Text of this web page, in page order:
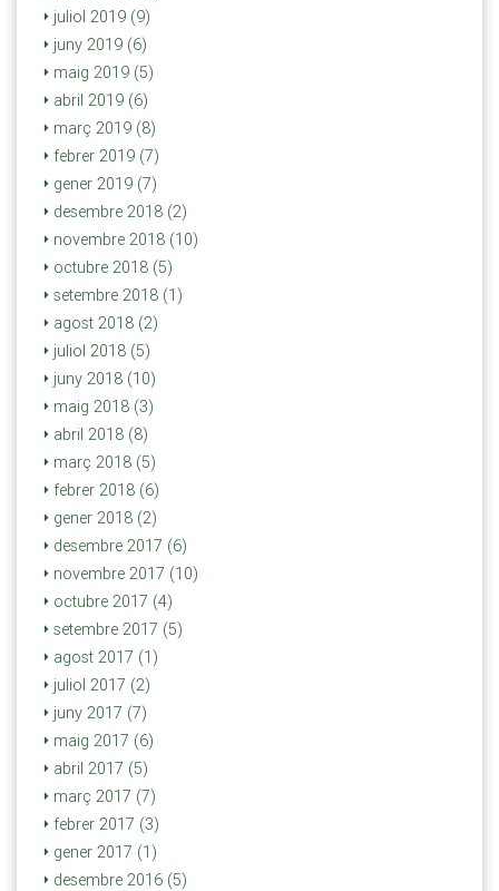
juliol 2019 (9)
juny 2019 (6)
maig 2019 (5)
abril 2019 (6)
març 2019 (8)
febrer 2019 (7)
gener 2019 (7)
desembre 2018 (2)
novembre 2018 (10)
octubre 2018 (5)
setembre 2018 (1)
agost 2018 (2)
juliol 2018 (5)
juny 2018 (10)
maig 2018 (3)
abril 2018 (8)
març 2018 (5)
febrer 2018 (6)
gener 2018 (2)
desembre 2017 (6)
novembre 2017 (10)
octubre 2017 (4)
setembre 2017 (5)
agost 2017 (1)
juliol 2017 (2)
juny 2017 (7)
maig 2017 (6)
abril 2017 (5)
març 2017 (7)
febrer 2017 (3)
gener 2017 (1)
desembre 2016 (5)